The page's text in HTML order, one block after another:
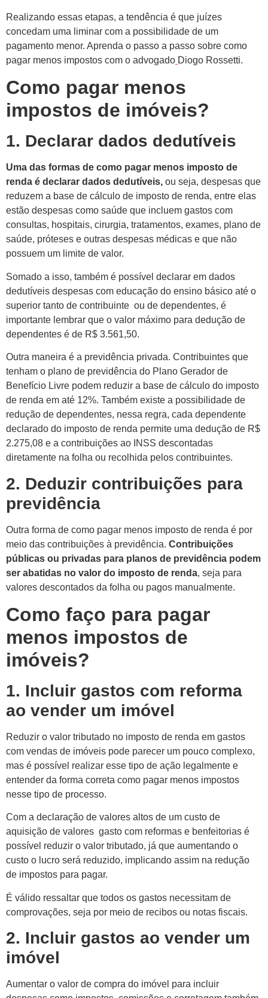
Realizando essas etapas, a tendência é que juízes
concedam uma liminar com a possibilidade de um
pagamento menor. Aprenda o passo a passo sobre como
pagar menos impostos com o advogado Diogo Rossetti.
Como pagar menos
impostos de imóveis?
1. Declarar dados dedutíveis
Uma das formas de como pagar menos imposto de
renda é declarar dados dedutíveis, ou seja, despesas que
reduzem a base de cálculo de imposto de renda, entre elas
estão despesas como saúde que incluem gastos com
consultas, hospitais, cirurgia, tratamentos, exames, plano de
saúde, próteses e outras despesas médicas e que não
possuem um limite de valor.
Somado a isso, também é possível declarar em dados
dedutíveis despesas com educação do ensino básico até o
superior tanto de contribuinte ou de dependentes, é
importante lembrar que o valor máximo para dedução de
dependentes é de R$ 3.561,50.
Outra maneira é a previdência privada. Contribuintes que
tenham o plano de previdência do Plano Gerador de
Benefício Livre podem reduzir a base de cálculo do imposto
de renda em até 12%. Também existe a possibilidade de
redução de dependentes, nessa regra, cada dependente
declarado do imposto de renda permite uma dedução de R$
2.275,08 e a contribuições ao INSS descontadas
diretamente na folha ou recolhida pelos contribuintes.
2. Deduzir contribuições para
previdência
Outra forma de como pagar menos imposto de renda é por
meio das contribuições à previdência. Contribuições
públicas ou privadas para planos de previdência podem
ser abatidas no valor do imposto de renda, seja para
valores descontados da folha ou pagos manualmente.
Como faço para pagar
menos impostos de
imóveis?
1. Incluir gastos com reforma
ao vender um imóvel
Reduzir o valor tributado no imposto de renda em gastos
com vendas de imóveis pode parecer um pouco complexo,
mas é possível realizar esse tipo de ação legalmente e
entender da forma correta como pagar menos impostos
nesse tipo de processo.
Com a declaração de valores altos de um custo de
aquisição de valores gasto com reformas e benfeitorias é
possível reduzir o valor tributado, já que aumentando o
custo o lucro será reduzido, implicando assim na redução
de impostos para pagar.
É válido ressaltar que todos os gastos necessitam de
comprovações, seja por meio de recibos ou notas fiscais.
2. Incluir gastos ao vender um
imóvel
Aumentar o valor de compra do imóvel para incluir